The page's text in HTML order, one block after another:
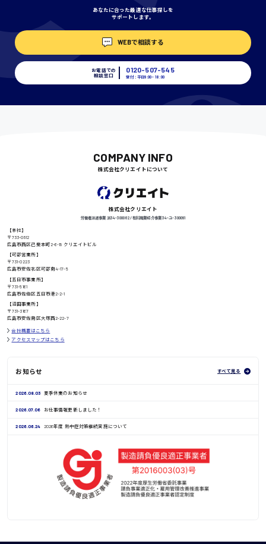
鳥取県
日給8000円〜
あなたに合った最適な仕事探しを
サポートします。
WEBで相談する
お電話での
相談窓口
0120-507-545
受付：平日9:00 - 18:00
COMPANY INFO
株式会社クリエイトについて
株式会社クリエイト
労働者派遣事業 派34-300062 / 有料職業紹介事業 34-ユ-300091
【本社】
〒733-0812
広島市西区己斐本町2-6-18 クリエイトビル
【可部営業所】
〒731-0223
広島市安佐北区可部南4-17-5
【五日市事業所】
〒731-5161
広島市佐伯区五日市港2-2-1
【沼田事業所】
〒731-3167
広島市安佐南区大塚西2-22-7
会社概要はこちら
アクセスマップはこちら
お知らせ すべて見る
2026.08.03 夏季休業のお知らせ
2026.07.06 お仕事情報更新しました！
2026.06.24 2026年度 熱中症対策継続実施について